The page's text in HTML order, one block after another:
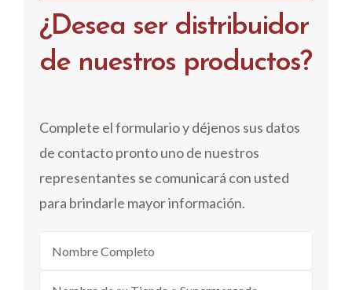
¿Desea ser distribuidor
de nuestros productos?
Complete el formulario y déjenos sus datos
de contacto pronto uno de nuestros
representantes se comunicará con usted
para brindarle mayor información.